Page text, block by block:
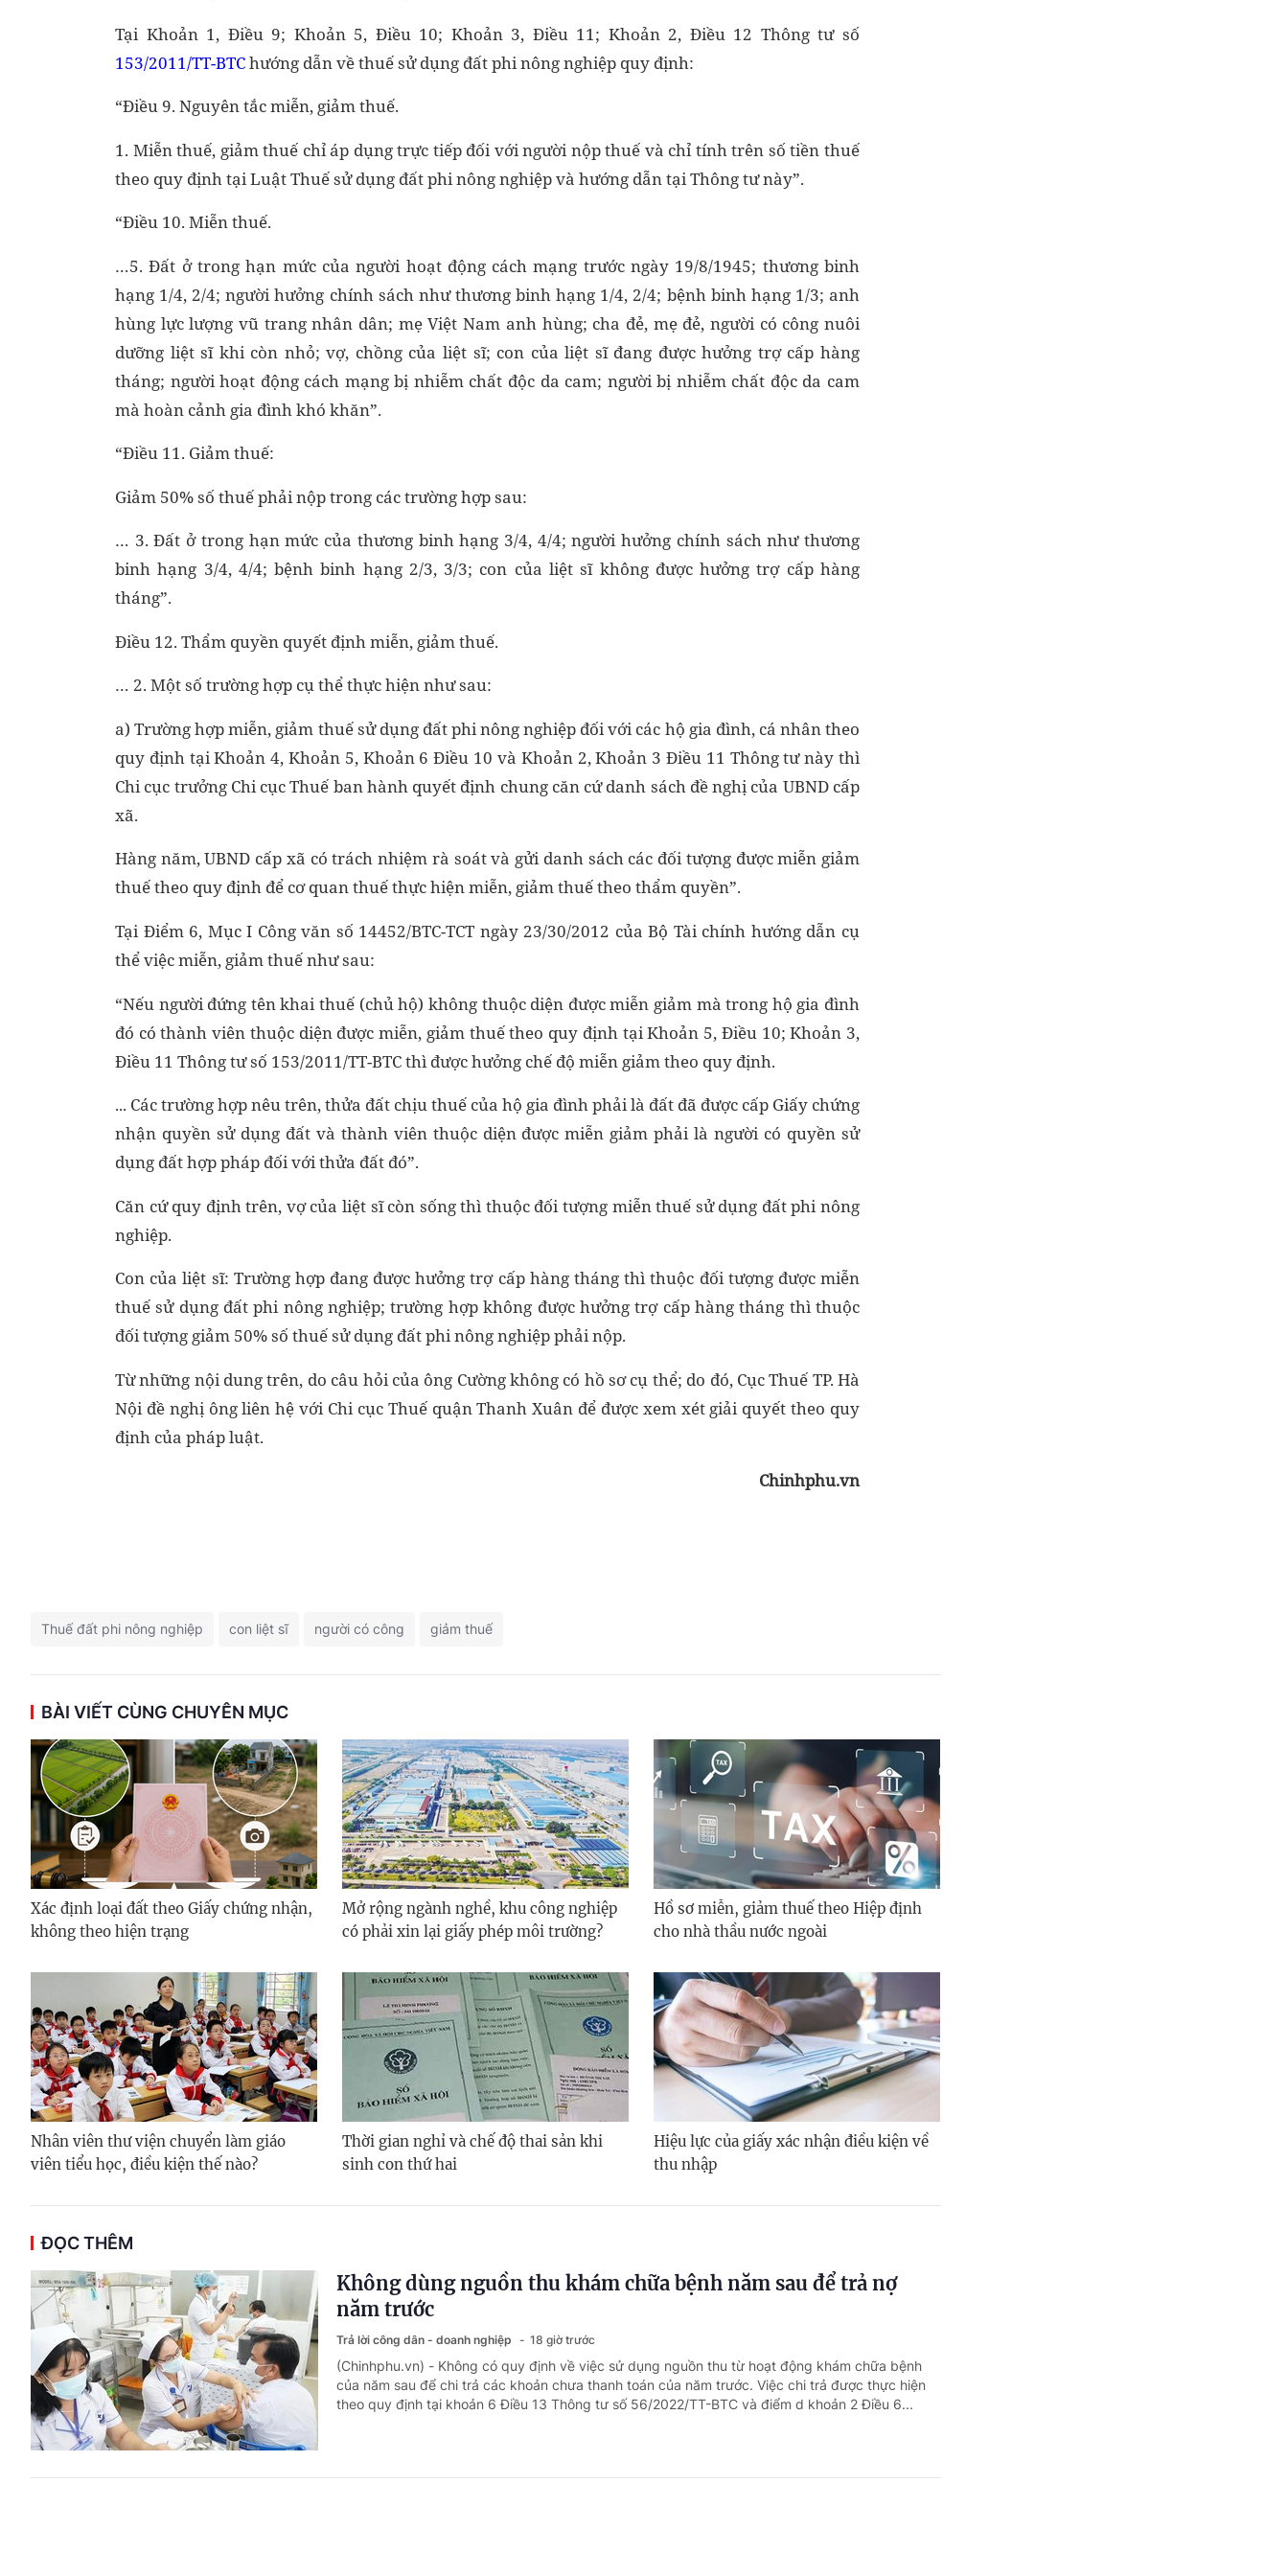
Tại Khoản 1, Điều 9; Khoản 5, Điều 10; Khoản 3, Điều 11; Khoản 2, Điều 12 Thông tư số
153/2011/TT-BTChướng dẫn về thuế sử dụng đất phi nông nghiệp quy định:
“Điều 9. Nguyên tắc miễn, giảm thuế.
1. Miễn thuế, giảm thuế chỉ áp dụng trực tiếp đối với người nộp thuế và chỉ tính trên số tiền thuế
theo quy định tại Luật Thuế sử dụng đất phi nông nghiệp và hướng dẫn tại Thông tư này”.
“Điều 10. Miễn thuế.
…5. Đất ở trong hạn mức của người hoạt động cách mạng trước ngày 19/8/1945; thương binh
hạng 1/4, 2/4; người hưởng chính sách như thương binh hạng 1/4, 2/4; bệnh binh hạng 1/3; anh
hùng lực lượng vũ trang nhân dân; mẹ Việt Nam anh hùng; cha đẻ, mẹ đẻ, người có công nuôi
dưỡng liệt sĩ khi còn nhỏ; vợ, chồng của liệt sĩ; con của liệt sĩ đang được hưởng trợ cấp hàng
tháng; người hoạt động cách mạng bị nhiễm chất độc da cam; người bị nhiễm chất độc da cam
mà hoàn cảnh gia đình khó khăn”.
“Điều 11. Giảm thuế:
Giảm 50% số thuế phải nộp trong các trường hợp sau:
… 3. Đất ở trong hạn mức của thương binh hạng 3/4, 4/4; người hưởng chính sách như thương
binh hạng 3/4, 4/4; bệnh binh hạng 2/3, 3/3; con của liệt sĩ không được hưởng trợ cấp hàng
tháng”.
Điều 12. Thẩm quyền quyết định miễn, giảm thuế.
… 2. Một số trường hợp cụ thể thực hiện như sau:
a) Trường hợp miễn, giảm thuế sử dụng đất phi nông nghiệp đối với các hộ gia đình, cá nhân theo
quy định tại Khoản 4, Khoản 5, Khoản 6 Điều 10 và Khoản 2, Khoản 3 Điều 11 Thông tư này thì
Chi cục trưởng Chi cục Thuế ban hành quyết định chung căn cứ danh sách đề nghị của UBND cấp
xã.
Hàng năm, UBND cấp xã có trách nhiệm rà soát và gửi danh sách các đối tượng được miễn giảm
thuế theo quy định để cơ quan thuế thực hiện miễn, giảm thuế theo thẩm quyền”.
Tại Điểm 6, Mục I Công văn số 14452/BTC-TCT ngày 23/30/2012 của Bộ Tài chính hướng dẫn cụ
thể việc miễn, giảm thuế như sau:
“Nếu người đứng tên khai thuế (chủ hộ) không thuộc diện được miễn giảm mà trong hộ gia đình
đó có thành viên thuộc diện được miễn, giảm thuế theo quy định tại Khoản 5, Điều 10; Khoản 3,
Điều 11 Thông tư số 153/2011/TT-BTC thì được hưởng chế độ miễn giảm theo quy định.
... Các trường hợp nêu trên, thửa đất chịu thuế của hộ gia đình phải là đất đã được cấp Giấy chứng
nhận quyền sử dụng đất và thành viên thuộc diện được miễn giảm phải là người có quyền sử
dụng đất hợp pháp đối với thửa đất đó”.
Căn cứ quy định trên, vợ của liệt sĩ còn sống thì thuộc đối tượng miễn thuế sử dụng đất phi nông
nghiệp.
Con của liệt sĩ: Trường hợp đang được hưởng trợ cấp hàng tháng thì thuộc đối tượng được miễn
thuế sử dụng đất phi nông nghiệp; trường hợp không được hưởng trợ cấp hàng tháng thì thuộc
đối tượng giảm 50% số thuế sử dụng đất phi nông nghiệp phải nộp.
Từ những nội dung trên, do câu hỏi của ông Cường không có hồ sơ cụ thể; do đó, Cục Thuế TP. Hà
Nội đề nghị ông liên hệ với Chi cục Thuế quận Thanh Xuân để được xem xét giải quyết theo quy
định của pháp luật.
Chinhphu.vn
Thuế đất phi nông nghiệp con liệt sĩ người có công giảm thuế
BÀI VIẾT CÙNG CHUYÊN MỤC
Xác định loại đất theo Giấy chứng nhận,
không theo hiện trạng
Mở rộng ngành nghề, khu công nghiệp
có phải xin lại giấy phép môi trường?
Hồ sơ miễn, giảm thuế theo Hiệp định
cho nhà thầu nước ngoài
Nhân viên thư viện chuyển làm giáo
viên tiểu học, điều kiện thế nào?
Thời gian nghỉ và chế độ thai sản khi
sinh con thứ hai
Hiệu lực của giấy xác nhận điều kiện về
thu nhập
ĐỌC THÊM
Không dùng nguồn thu khám chữa bệnh năm sau để trả nợ
năm trước
Trả lời công dân - doanh nghiệp 18 giờ trước
(Chinhphu.vn) - Không có quy định về việc sử dụng nguồn thu từ hoạt động khám chữa bệnh
của năm sau để chi trả các khoản chưa thanh toán của năm trước. Việc chi trả được thực hiện
theo quy định tại khoản 6 Điều 13 Thông tư số 56/2022/TT-BTC và điểm d khoản 2 Điều 6...